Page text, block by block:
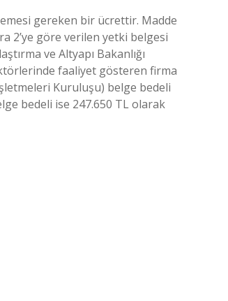
gereken bir ücrettir. Madde
2’ye göre verilen yetki belgesi
ve Altyapı Bakanlığı
faaliyet gösteren firma
Kuruluşu) belge bedeli
bedeli ise 247.650 TL olarak